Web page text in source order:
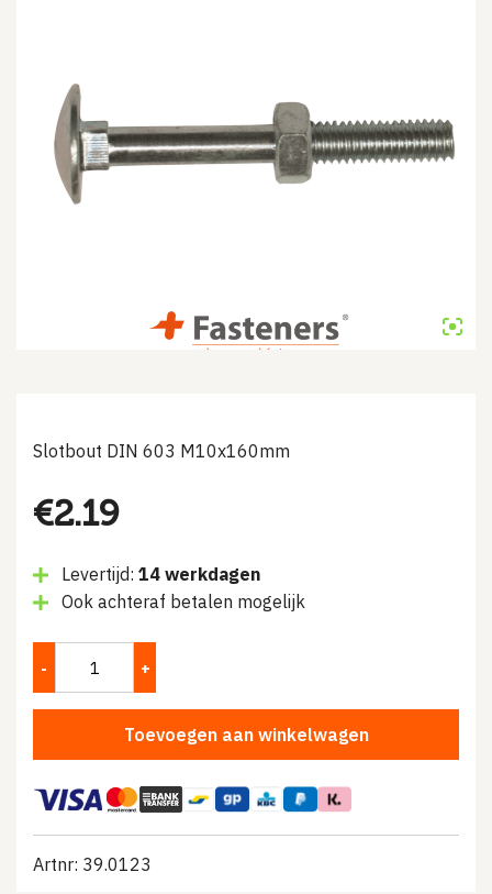
Slotbout DIN 603 M10x160mm
€2.19
Levertijd: 14 werkdagen
Ook achteraf betalen mogelijk
Toevoegen aan winkelwagen
Artnr: 39.0123